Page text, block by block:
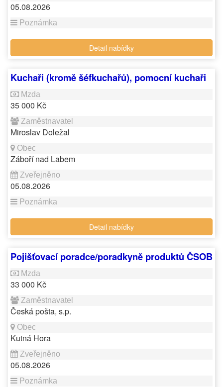
05.08.2026
Detail nabídky
Kuchaři (kromě šéfkuchařů), pomocní kuchaři
35 000 Kč
Miroslav Doležal
Záboří nad Labem
05.08.2026
Detail nabídky
Pojišťovací poradce/poradkyně produktů ČSOB
33 000 Kč
Česká pošta, s.p.
Kutná Hora
05.08.2026